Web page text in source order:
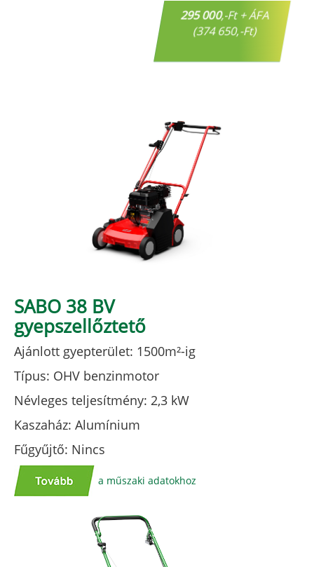
295 000,-Ft + ÁFA
(374 650,-Ft)
SABO 38 BV
gyepszellőztető
Ajánlott gyepterület: 1500m²-ig
Típus: OHV benzinmotor
Névleges teljesítmény: 2,3 kW
Kaszaház: Alumínium
Fűgyűjtő: Nincs
a műszaki adatokhoz